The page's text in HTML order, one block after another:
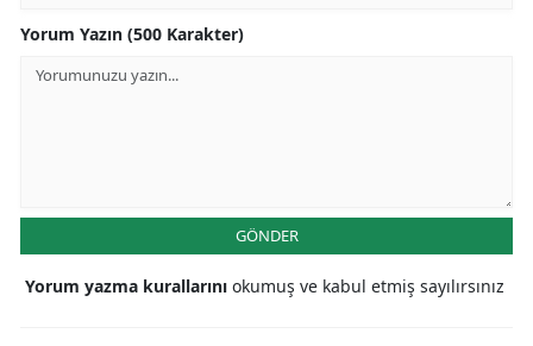
Yorum Yazın (500 Karakter)
GÖNDER
Yorum yazma kurallarını okumuş ve kabul etmiş sayılırsınız